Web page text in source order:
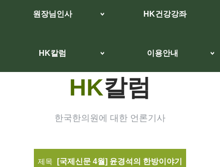
원장님인사 HK건강강좌
HK칼럼 이용안내
HK칼럼
한국한의원에 대한 언론기사
제목
[국제신문 4월] 윤경석의 한방이야기